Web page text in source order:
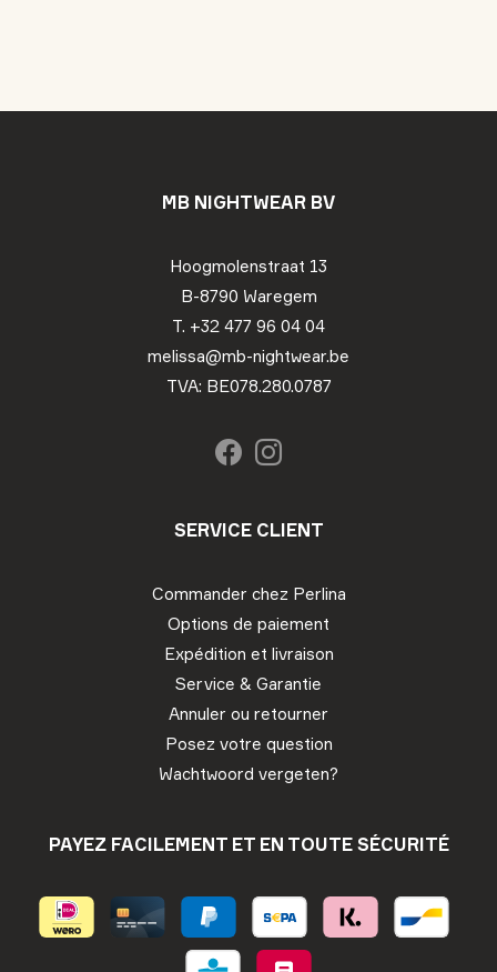
MB NIGHTWEAR BV
Hoogmolenstraat 13
B-8790 Waregem
T. +32 477 96 04 04
melissa@mb-nightwear.be
TVA: BE078.280.0787
SERVICE CLIENT
Commander chez Perlina
Options de paiement
Expédition et livraison
Service & Garantie
Annuler ou retourner
Posez votre question
Wachtwoord vergeten?
PAYEZ FACILEMENT ET EN TOUTE SÉCURITÉ